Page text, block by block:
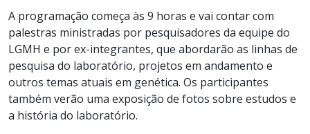
A programação começa às 9 horas e vai contar com
palestras ministradas por pesquisadores da equipe do
LGMH e por ex-integrantes, que abordarão as linhas de
pesquisa do laboratório, projetos em andamento e
outros temas atuais em genética. Os participantes
também verão uma exposição de fotos sobre estudos e
a história do laboratório.